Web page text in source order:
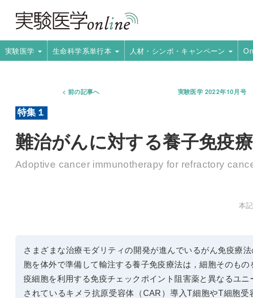
実験医学 生命科学系単行本 人材・シンポ・キャンペーン
前の記事へ
実験医学 2022年10月号
難治がんに対する養子免疫
Adoptive cancer immunotherapy for refractory
さまざまな治療モダリティの開発が進んでいるがん免疫療
胞を体外で準備して輸注する養子免疫療法は，細胞そのも
疫細胞を利用する免疫チェックポイント阻害薬と異なるユ
されているキメラ抗原受容体（CAR）導入T細胞やT細胞